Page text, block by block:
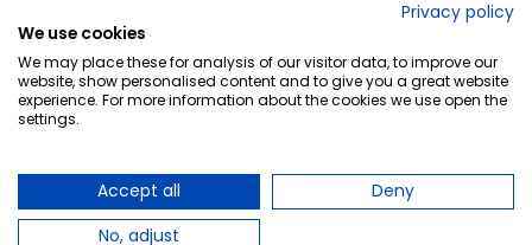
Privacy policy
We use cookies
We may place these for analysis of our visitor data, to improve our
website, show personalised content and to give you a great website
experience. For more information about the cookies we use open the
settings.
Accept all
Deny
No, adjust